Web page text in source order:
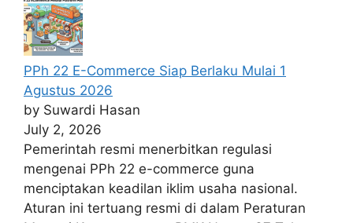
PPh 22 E-Commerce Siap Berlaku Mulai 1
Agustus 2026
by Suwardi Hasan
July 2, 2026
Pemerintah resmi menerbitkan regulasi
mengenai PPh 22 e-commerce guna
menciptakan keadilan iklim usaha nasional.
Aturan ini tertuang resmi di dalam Peraturan